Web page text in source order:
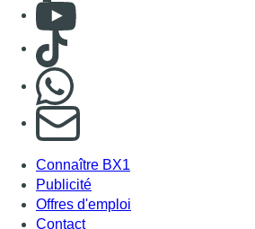
Consulter Youtube
Consulter TikTok
S'abonner à notre newsletter
Connaître BX1
Publicité
Offres d'emploi
Contact